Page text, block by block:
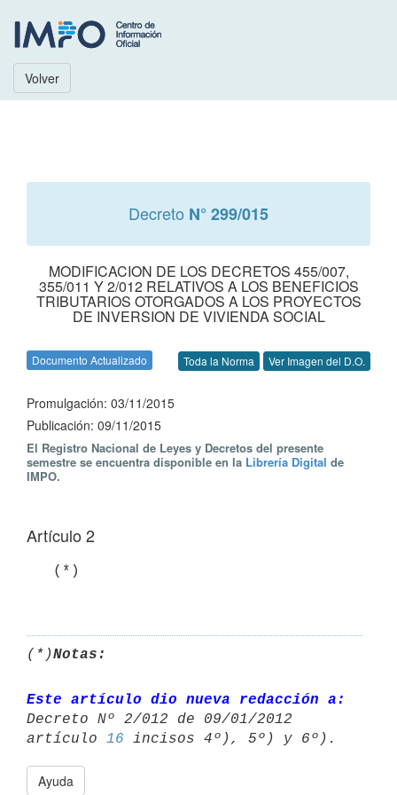
Volver
Decreto N° 299/015
MODIFICACION DE LOS DECRETOS 455/007,
355/011 Y 2/012 RELATIVOS A LOS BENEFICIOS
TRIBUTARIOS OTORGADOS A LOS PROYECTOS
DE INVERSION DE VIVIENDA SOCIAL
Documento Actualizado Toda la Norma Ver Imagen del D.O.
Promulgación: 03/11/2015
Publicación: 09/11/2015
El Registro Nacional de Leyes y Decretos del presente
semestre se encuentra disponible en la Librería Digital de
IMPO.
Artículo 2
(*)Notas:
Este artículo dio nueva redacción a:
Decreto Nº 2/012 de 09/01/2012
artículo 16
Ayuda